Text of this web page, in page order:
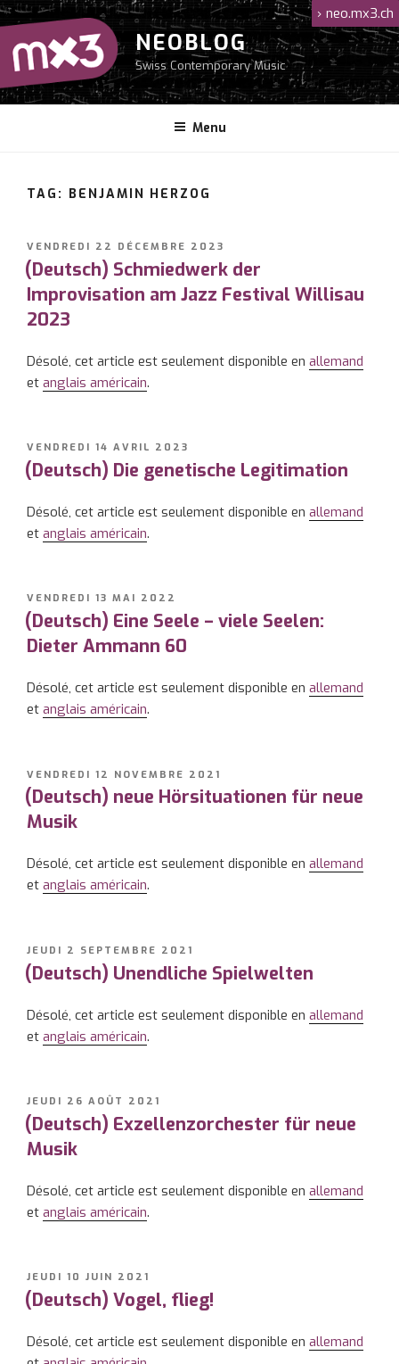
Aller
au
contenu
principal
NEOBLOG
Swiss Contemporary Music
Menu
› neo.mx3.ch
TAG: BENJAMIN HERZOG
PUBLIÉ
LE
VENDREDI 22 DÉCEMBRE 2023
(Deutsch) Schmiedwerk der
Improvisation am Jazz Festival Willisau
2023
Désolé, cet article est seulement disponible en allemand
et anglais américain.
PUBLIÉ
LE
VENDREDI 14 AVRIL 2023
(Deutsch) Die genetische Legitimation
Désolé, cet article est seulement disponible en allemand
et anglais américain.
PUBLIÉ
LE
VENDREDI 13 MAI 2022
(Deutsch) Eine Seele – viele Seelen:
Dieter Ammann 60
Désolé, cet article est seulement disponible en allemand
et anglais américain.
PUBLIÉ
LE
VENDREDI 12 NOVEMBRE 2021
(Deutsch) neue Hörsituationen für neue
Musik
Désolé, cet article est seulement disponible en allemand
et anglais américain.
PUBLIÉ
LE
JEUDI 2 SEPTEMBRE 2021
(Deutsch) Unendliche Spielwelten
Désolé, cet article est seulement disponible en allemand
et anglais américain.
PUBLIÉ
LE
JEUDI 26 AOÛT 2021
(Deutsch) Exzellenzorchester für neue
Musik
Désolé, cet article est seulement disponible en allemand
et anglais américain.
PUBLIÉ
LE
JEUDI 10 JUIN 2021
(Deutsch) Vogel, flieg!
Désolé, cet article est seulement disponible en allemand